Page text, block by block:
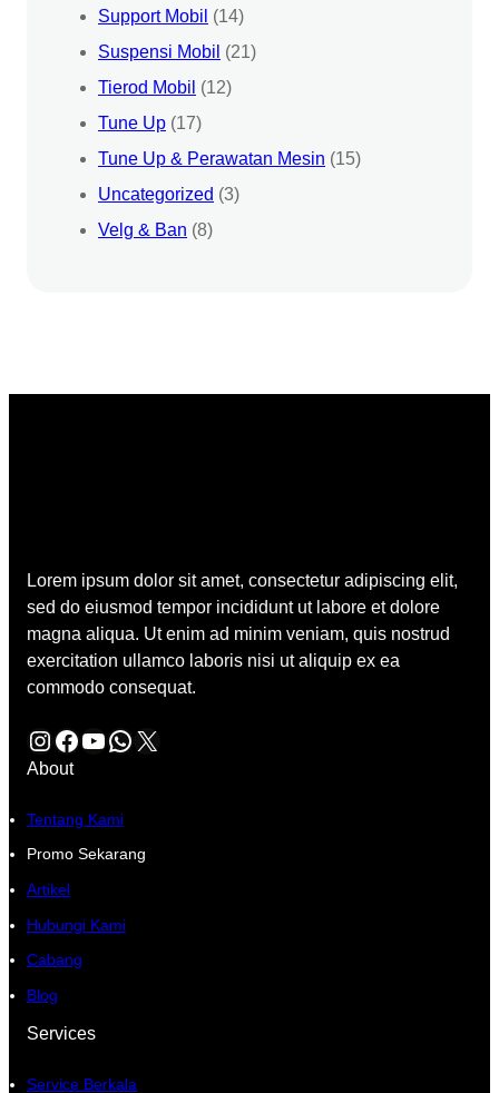
Support Mobil (14)
Suspensi Mobil (21)
Tierod Mobil (12)
Tune Up (17)
Tune Up & Perawatan Mesin (15)
Uncategorized (3)
Velg & Ban (8)
Lorem ipsum dolor sit amet, consectetur adipiscing elit,
sed do eiusmod tempor incididunt ut labore et dolore
magna aliqua. Ut enim ad minim veniam, quis nostrud
exercitation ullamco laboris nisi ut aliquip ex ea
commodo consequat.
Instagram Facebook YouTube WhatsApp X
About
Tentang Kami
Promo Sekarang
Artikel
Hubungi Kami
Cabang
Blog
Services
Service Berkala